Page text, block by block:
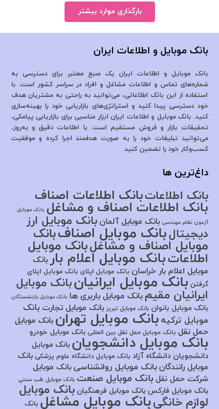
بارگذاری موارد بیشتر
بانک موبایل و اطلاعات ایران
بانک موبایل و اطلاعات ایران یک منبع معتبر برای دسترسی به
شماره‌های تماس و اطلاعات مشاغل و افراد در سراسر کشور است. با
استفاده از این بانک اطلاعاتی، می‌توانید به راحتی به مشتریان هدف
خود دسترسی پیدا کنید و استراتژی‌های بازاریابی خود را بهینه‌سازی
کنید. بانک موبایل و اطلاعات ایران ابزار مناسبی برای بازاریابی پیامکی،
تحقیقات بازار و فروش مستقیم است. با اطلاعات دقیق و به‌روز،
می‌توانید تبلیغات خود را به صورت هدفمند اجرا کرده و موفقیت
کسب‌وکار خود را تضمین کنید.
داغ‌ترین ها
بانک اطلاعاتبانک اطلاعات اصناف
بانک اطلاعات اصناف و مشاغل بانک موبایل
آزمون نظام مهندسی بانک موبایل آلمان بانک موبایل ارز
دیجیتالبانک موبایل اصنافبانک
موبایل اصناف و مشاغلبانک موبایل
اطلاعاتبانک موبایل اعلام باربانک
موبایل اعلام بار خراسان بانک موبایل اپلای بانک موبایل اپلای
گرفتن بانک موبایل ایرانیانبانک موبایل
ایرانیان مقیم بانک موبایل باربری ها بانک موبایل بازنشستگان
بانک موبایل بانوان بانک موبایل تبریز بانک موبایل تجارت بانک
موبایل ترکیه بانک موبایل تهران بانک موبایل
حمل نقل بانک موبایل حمل نقل بین المللی بانک موبایل خودرو
بانک موبایل دانشجویان بانک موبایل
دانشجویان دانشگاه آزاد بانک موبایل دانشگاه علوم پزشکی بانک
موبایل رانندگان بانک موبایل روانشناسی بانک موبایل
شرکت حمل نقل بانک موبایل صنعت بانک موبایل طب سنتی
بانک موبایل فارکس بانک موبایل فرهنگیان بانک موبایل
لوازم خانگیبانک موبایل مشاغلبانک